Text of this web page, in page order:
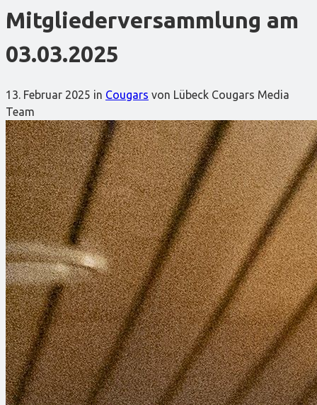
Mitgliederversammlung am
03.03.2025
13. Februar 2025 in Cougars von Lübeck Cougars Media
Team